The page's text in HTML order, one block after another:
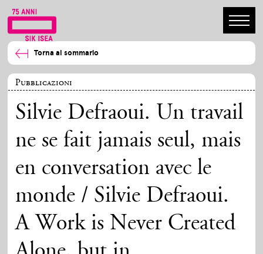
Torna al sommario
Pubblicazioni
Silvie Defraoui. Un travail
ne se fait jamais seul, mais
en conversation avec le
monde / Silvie Defraoui.
A Work is Never Created